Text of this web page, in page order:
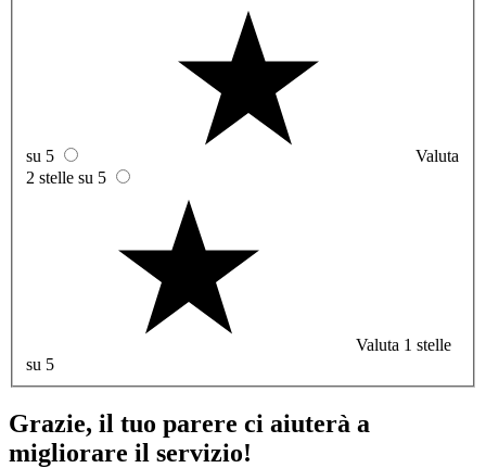
su 5
Valuta
2 stelle su 5
Valuta 1 stelle
su 5
Grazie, il tuo parere ci aiuterà a
migliorare il servizio!